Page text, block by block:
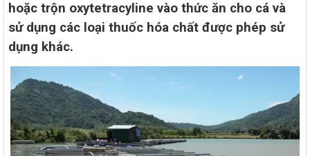
hoặc trộn oxytetracyline vào thức ăn cho cá và
sử dụng các loại thuốc hóa chất được phép sử
dụng khác.